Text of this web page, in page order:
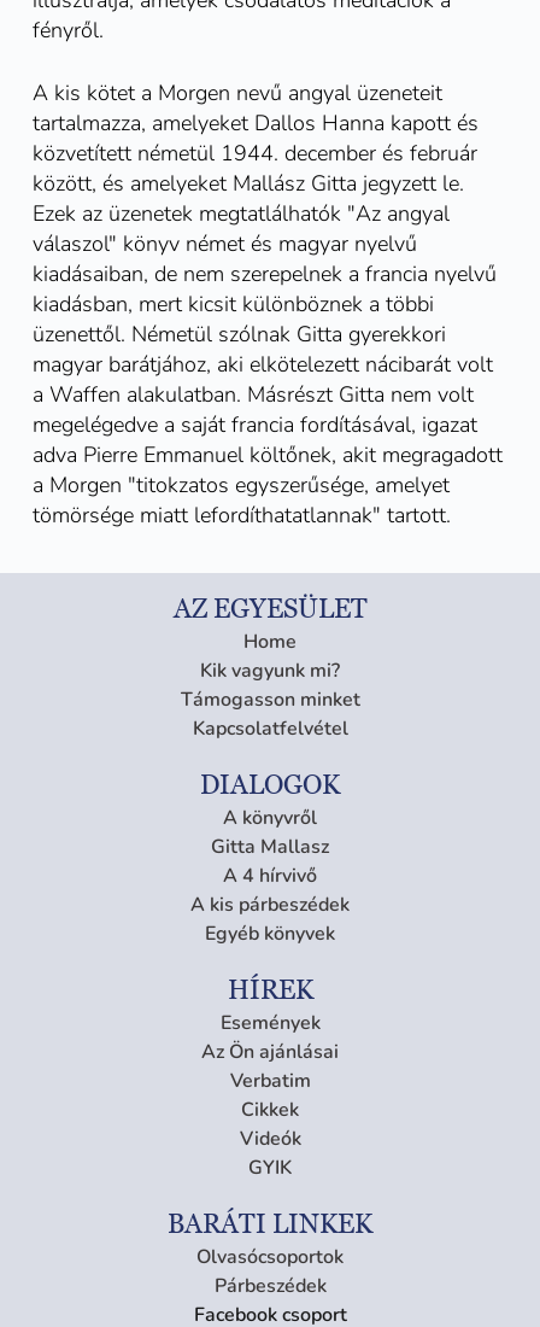
fényről.
A kis kötet a Morgen nevű angyal üzeneteit
tartalmazza, amelyeket Dallos Hanna kapott és
közvetített németül 1944. december és február
között, és amelyeket Mallász Gitta jegyzett le.
Ezek az üzenetek megtatlálhatók "Az angyal
válaszol" könyv német és magyar nyelvű
kiadásaiban, de nem szerepelnek a francia nyelvű
kiadásban, mert kicsit különböznek a többi
üzenettől. Németül szólnak Gitta gyerekkori
magyar barátjához, aki elkötelezett nácibarát volt
a Waffen alakulatban. Másrészt Gitta nem volt
megelégedve a saját francia fordításával, igazat
adva Pierre Emmanuel költőnek, akit megragadott
a Morgen "titokzatos egyszerűsége, amelyet
tömörsége miatt lefordíthatatlannak" tartott.
AZ EGYESÜLET
Home
Kik vagyunk mi?
Támogasson minket
Kapcsolatfelvétel
DIALOGOK
A könyvről
Gitta Mallasz
A 4 hírvivő
A kis párbeszédek
Egyéb könyvek
HÍREK
Események
Az Ön ajánlásai
Verbatim
Cikkek
Videók
GYIK
BARÁTI LINKEK
Olvasócsoportok
Párbeszédek
Facebook csoport